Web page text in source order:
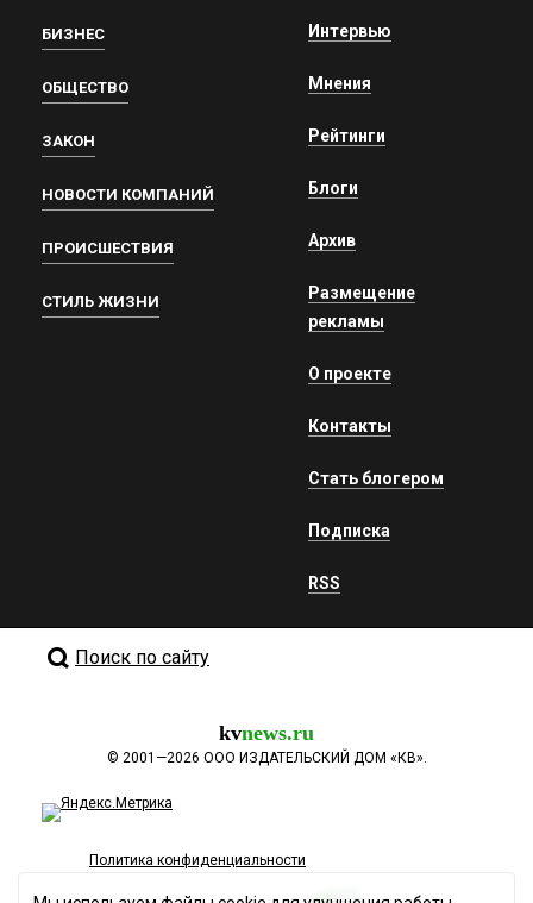
БИЗНЕС
ОБЩЕСТВО
ЗАКОН
НОВОСТИ КОМПАНИЙ
ПРОИСШЕСТВИЯ
СТИЛЬ ЖИЗНИ
Интервью
Мнения
Рейтинги
Блоги
Архив
Размещение
рекламы
О проекте
Контакты
Стать блогером
Подписка
RSS
Поиск по сайту
kvnews.ru
© 2001—2026 ООО ИЗДАТЕЛЬСКИЙ ДОМ «КВ».
Политика конфиденциальности